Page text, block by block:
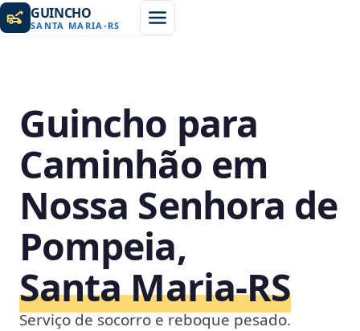
GUINCHO
SANTA MARIA -RS
Guincho para
Caminhão em
Nossa Senhora de
Pompeia,
Santa Maria‑RS
Serviço de socorro e reboque pesado.